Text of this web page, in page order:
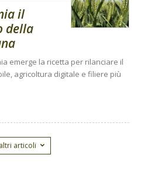
il
della
emerge la ricetta per rilanciare il
agricoltura digitale e filiere più
articoli